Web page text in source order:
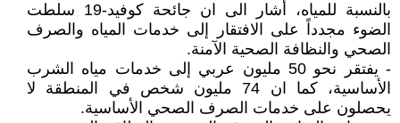
بالنسبة للمياه، أشار الى ان جائحة كوفيد-19 سلطت
الضوء مجدداً على الافتقار إلى خدمات المياه والصرف
الصحي والنظافة الصحية الآمنة.
- يفتقر نحو 50 مليون عربي إلى خدمات مياه الشرب
الأساسية، كما ان 74 مليون شخص في المنطقة لا
يحصلون على خدمات الصرف الصحي الأساسية.